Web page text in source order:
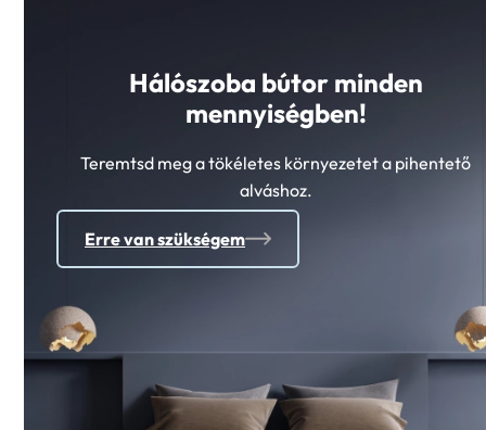
Hálószoba bútor minden
mennyiségben!
Teremtsd meg a tökéletes környezetet a pihentető
alváshoz.
Erre van szükségem